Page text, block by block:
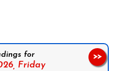
for
Friday
>>